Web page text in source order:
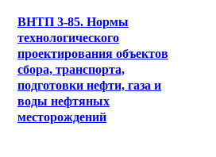
ВНТП 3-85. Нормы
технологического
проектирования объектов
сбора, транспорта,
подготовки нефти, газа и
воды нефтяных
месторождений